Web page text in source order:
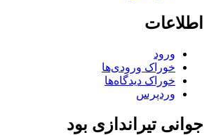
اطلاعات
ورود
خوراک ورودی‌ها
خوراک دیدگاه‌ها
وردپرس
جوانی تیراندازی بود